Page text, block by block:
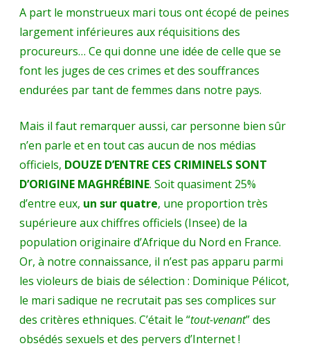
A part le monstrueux mari tous ont écopé de peines
largement inférieures aux réquisitions des
procureurs… Ce qui donne une idée de celle que se
font les juges de ces crimes et des souffrances
endurées par tant de femmes dans notre pays.
Mais il faut remarquer aussi, car personne bien sûr
n’en parle et en tout cas aucun de nos médias
officiels, DOUZE D’ENTRE CES CRIMINELS SONT
D’ORIGINE MAGHRÉBINE. Soit quasiment 25%
d’entre eux, un sur quatre, une proportion très
supérieure aux chiffres officiels (Insee) de la
population originaire d’Afrique du Nord en France.
Or, à notre connaissance, il n’est pas apparu parmi
les violeurs de biais de sélection : Dominique Pélicot,
le mari sadique ne recrutait pas ses complices sur
des critères ethniques. C’était le “tout-venant” des
obsédés sexuels et des pervers d’Internet !